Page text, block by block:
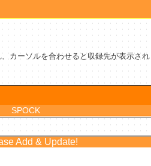
カーソルを合わせると収録先が表示さ
SPOCK
Add & Update!